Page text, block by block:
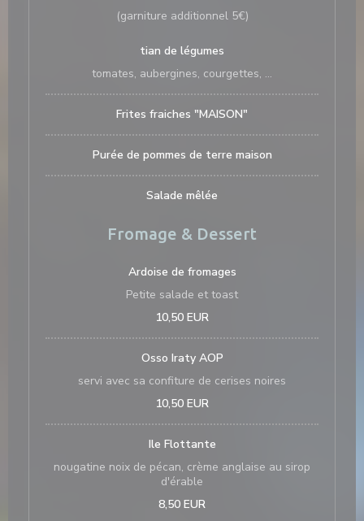
(garniture additionnel 5€)
tian de légumes
tomates, aubergines, courgettes, ...
Frites fraiches "MAISON"
Purée de pommes de terre maison
Salade mêlée
Fromage & Dessert
Ardoise de fromages
Petite salade et toast
10,50 EUR
Osso Iraty AOP
servi avec sa confiture de cerises noires
10,50 EUR
Ile Flottante
nougatine noix de pécan, crème anglaise au sirop
d'érable
8,50 EUR